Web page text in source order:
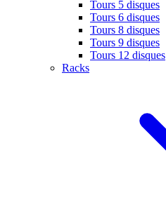
Tours 5 disques
Tours 6 disques
Tours 8 disques
Tours 9 disques
Tours 12 disques
Racks